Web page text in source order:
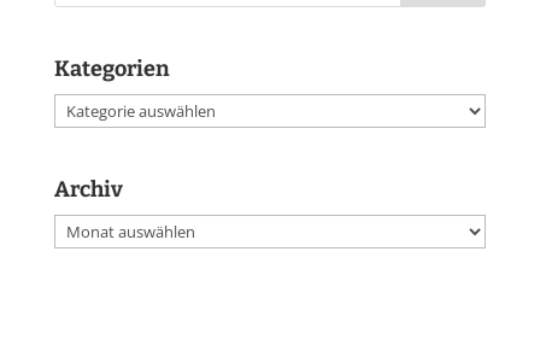
Kategorien
Kategorien
Archiv
Archiv